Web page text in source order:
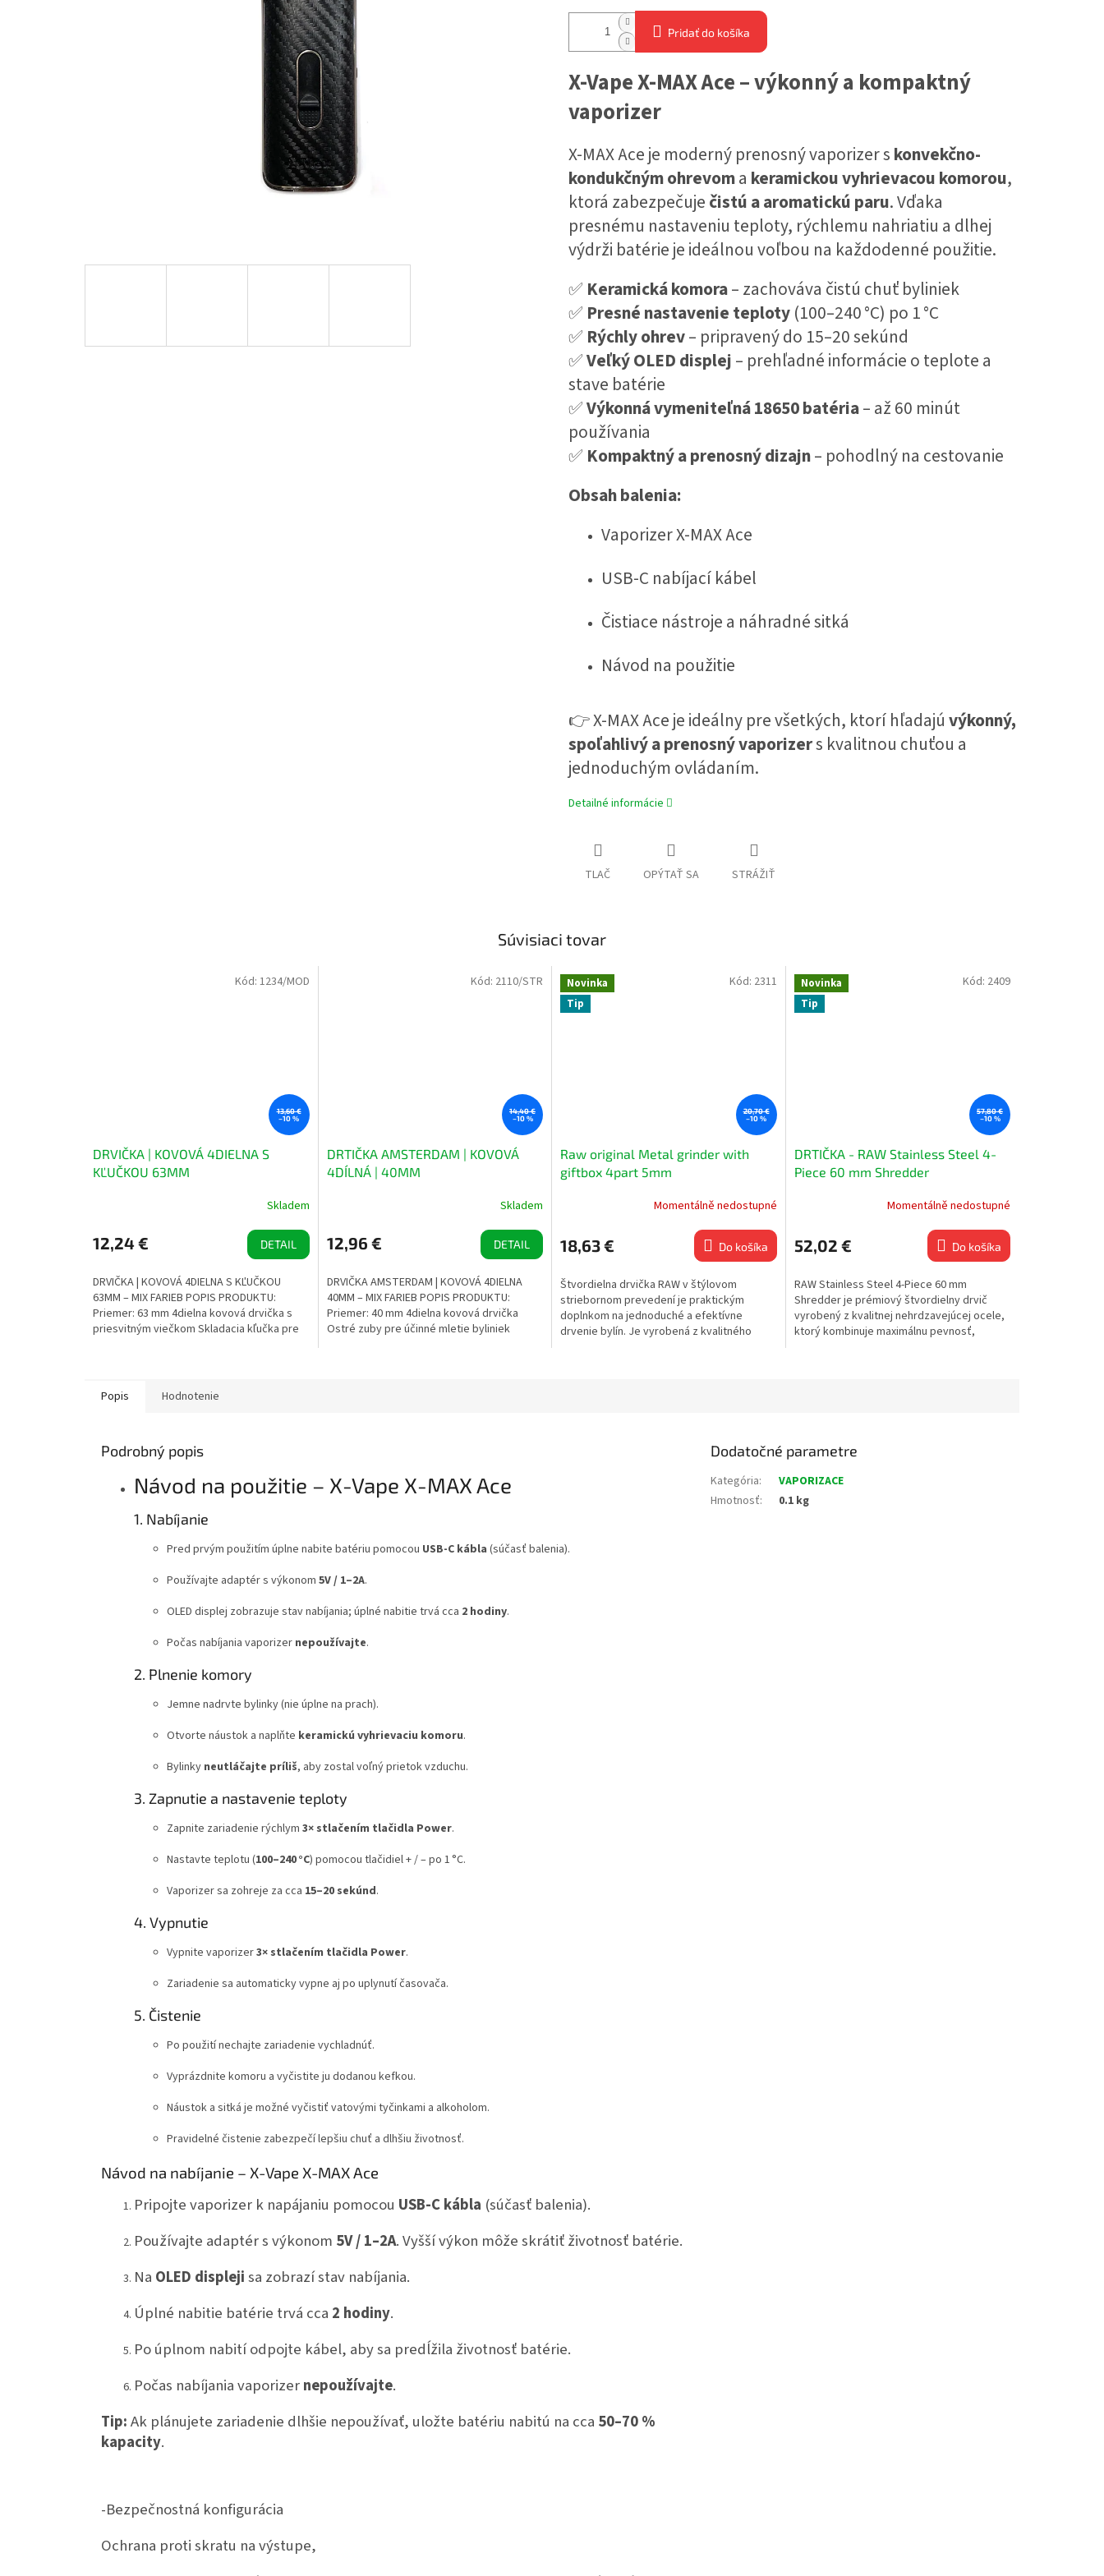
Pridať do košíka
X-Vape X-MAX Ace – výkonný a kompaktný
vaporizer
X-MAX Ace je moderný prenosný vaporizer skonvekčno-
kondukčným ohrevoma keramickou vyhrievacou komorou,
ktorá zabezpečuječistú a aromatickú paru. Vďaka
presnému nastaveniu teploty, rýchlemu nahriatiu a dlhej
výdrži batérie je ideálnou voľbou na každodenné použitie.
✅ Keramická komora– zachováva čistú chuť byliniek
✅ Presné nastavenie teploty(100–240 °C) po 1 °C
✅ Rýchly ohrev– pripravený do 15–20 sekúnd
✅Veľký OLED displej– prehľadné informácie o teplote a
stave batérie
✅Výkonná vymeniteľná 18650 batéria– až 60 minút
používania
✅ Kompaktný a prenosný dizajn– pohodlný na cestovanie
Obsah balenia:
Vaporizer X-MAX Ace
USB-C nabíjací kábel
Čistiace nástroje a náhradné sitká
Návod na použitie
👉 X-MAX Ace je ideálny pre všetkých, ktorí hľadajúvýkonný,
spoľahlivý a prenosný vaporizers kvalitnou chuťou a
jednoduchým ovládaním.
Detailné informácie
TLAČ OPÝTAŤ SA STRÁŽIŤ
Súvisiaci tovar
13,60 €
–10 %
DRVIČKA | KOVOVÁ 4DIELNA S
KĽUČKOU 63MM
Skladem
12,24 € DETAIL
DRVIČKA | KOVOVÁ 4DIELNA S KĽUČKOU
63MM – MIX FARIEB POPIS PRODUKTU:
Priemer: 63 mm 4dielna kovová drvička s
priesvitným viečkom Skladacia kľučka pre
Kód: 1234/MOD
14,40 €
–10 %
DRTIČKA AMSTERDAM | KOVOVÁ
4DÍLNÁ | 40MM
Skladem
12,96 € DETAIL
DRVIČKA AMSTERDAM | KOVOVÁ 4DIELNA
40MM – MIX FARIEB POPIS PRODUKTU:
Priemer: 40 mm 4dielna kovová drvička
Ostré zuby pre účinné mletie byliniek
Kód: 2110/STR
Novinka
Tip
20,70 €
–10 %
Raw original Metal grinder with
giftbox 4part 5mm
Momentálně nedostupné
18,63 € Do košíka
Štvordielna drvička RAW v štýlovom
striebornom prevedení je praktickým
doplnkom na jednoduché a efektívne
drvenie bylín. Je vyrobená z kvalitného
Kód: 2311
Novinka
Tip
57,80 €
–10 %
DRTIČKA - RAW Stainless Steel 4-
Piece 60 mm Shredder
Momentálně nedostupné
52,02 € Do košíka
RAW Stainless Steel 4-Piece 60 mm
Shredder je prémiový štvordielny drvič
vyrobený z kvalitnej nehrdzavejúcej ocele,
ktorý kombinuje maximálnu pevnosť,
Kód: 2409
Popis Hodnotenie
Podrobný popis
Návod na použitie – X-Vape X-MAX Ace
1. Nabíjanie
Pred prvým použitím úplne nabite batériu pomocou USB-C kábla (súčasť balenia).
Používajte adaptér s výkonom 5V / 1–2A.
OLED displej zobrazuje stav nabíjania; úplné nabitie trvá cca 2 hodiny.
Počas nabíjania vaporizer nepoužívajte.
2. Plnenie komory
Jemne nadrvte bylinky (nie úplne na prach).
Otvorte náustok a naplňte keramickú vyhrievaciu komoru.
Bylinky neutláčajte príliš, aby zostal voľný prietok vzduchu.
3. Zapnutie a nastavenie teploty
Zapnite zariadenie rýchlym 3× stlačením tlačidla Power.
Nastavte teplotu (100–240 °C) pomocou tlačidiel + / – po 1 °C.
Vaporizer sa zohreje za cca 15–20 sekúnd.
4. Vypnutie
Vypnite vaporizer3× stlačením tlačidla Power.
Zariadenie sa automaticky vypne aj po uplynutí časovača.
5. Čistenie
Po použití nechajte zariadenie vychladnúť.
Vyprázdnite komoru a vyčistite ju dodanou kefkou.
Náustok a sitká je možné vyčistiť vatovými tyčinkami a alkoholom.
Pravidelné čistenie zabezpečí lepšiu chuť a dlhšiu životnosť.
Návod na nabíjanie – X-Vape X-MAX Ace
Pripojte vaporizer k napájaniu pomocou USB-C kábla (súčasť balenia).
Používajte adaptér s výkonom 5V / 1–2A. Vyšší výkon môže skrátiť životnosť batérie.
Na OLED displejisa zobrazí stav nabíjania.
Úplné nabitie batérie trvá cca 2 hodiny.
Po úplnom nabití odpojte kábel, aby sa predĺžila životnosť batérie.
Počas nabíjania vaporizernepoužívajte.
Tip:Ak plánujete zariadenie dlhšie nepoužívať, uložte batériu nabitú na cca 50–70 %
kapacity.
-Bezpečnostná konfigurácia
Ochrana proti skratu na výstupe,
Dodatočné parametre
Kategória:
VAPORIZACE
Hmotnosť: 0.1 kg